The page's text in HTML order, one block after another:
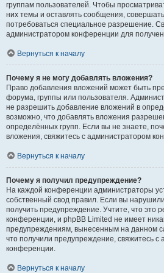
группам пользователей. Чтобы
них темы и оставлять сообщения,
потребоваться специальное разрешение.
администратором конференции для
Вернуться к началу
Почему я не могу добавлять вложения?
Право добавления вложений может быть
форума, группы или пользователя.
не разрешить добавление вложений в
возможно, что добавлять вложения
определённых групп. Если вы не знаете,
вложения, свяжитесь с администратором
Вернуться к началу
Почему я получил предупреждение?
На каждой конференции администраторы
собственный свод правил. Если вы
получить предупреждение. Учтите, что это
конференции, и phpBB Limited не имеет
предупреждениям, вынесенным на данном
что получили предупреждение, свяжитесь с
конференции.
Вернуться к началу